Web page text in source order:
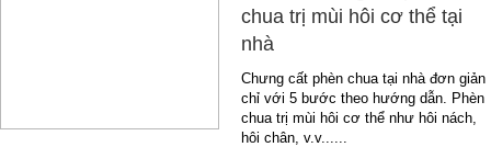
chua trị mùi hôi cơ thể tại
nhà
Chưng cất phèn chua tại nhà đơn giản
chỉ với 5 bước theo hướng dẫn. Phèn
chua trị mùi hôi cơ thể như hôi nách,
hôi chân, v.v......